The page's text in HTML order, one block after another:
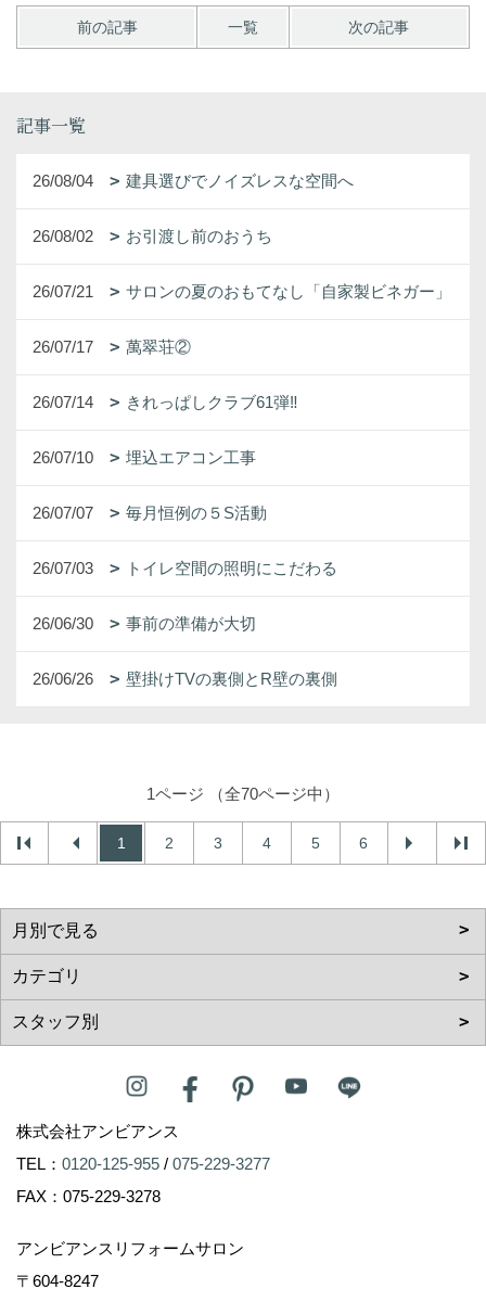
前の記事 一覧 次の記事
記事一覧
26/08/04 建具選びでノイズレスな空間へ
26/08/02 お引渡し前のおうち
26/07/21 サロンの夏のおもてなし「自家製ビネガー」
26/07/17 萬翠荘②
26/07/14 きれっぱしクラブ61弾‼
26/07/10 埋込エアコン工事
26/07/07 毎月恒例の５S活動
26/07/03 トイレ空間の照明にこだわる
26/06/30 事前の準備が大切
26/06/26 壁掛けTVの裏側とR壁の裏側
1ページ （全70ページ中）
1 2 3 4 5 6
株式会社アンビアンス
TEL： 0120-125-955 / 075-229-3277
FAX：075-229-3278
アンビアンスリフォームサロン
〒604-8247